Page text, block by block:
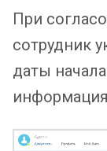
При
сотрудник
даты